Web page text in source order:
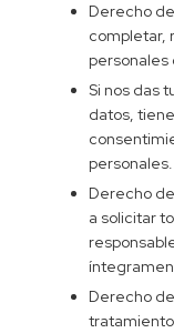
Derecho
completar,
personales
Si nos das
datos,
personales.
Derecho
a solicitar
Derecho